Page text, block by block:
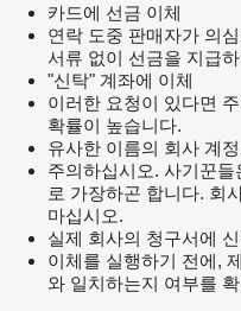
카드에 선금 이체
연락 도중 판매자가 의
서류 없이 선금을 지급
"신탁" 계좌에 이체
이러한 요청이 있다면
확률이 높습니다.
유사한 이름의 회사 계
주의하십시오. 사기꾼
로 가장하곤 합니다. 회
마십시오.
실제 회사의 청구서에
이체를 실행하기 전에,
와 일치하는지 여부를